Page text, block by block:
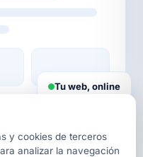
y cookies de terceros
analizar la navegación